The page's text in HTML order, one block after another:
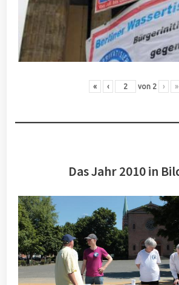
« ‹ von 2 › »
Das Jahr 2010 in